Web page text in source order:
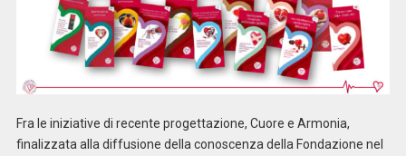
Fra le iniziative di recente progettazione, Cuore e Armonia,
finalizzata alla diffusione della conoscenza della Fondazione nel